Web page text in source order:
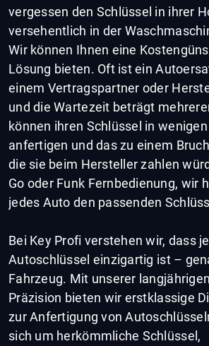
vergessen den Schlüssel in ihrer
versehentlich in der
Wir können Ihnen eine
Lösung bieten. Oft ist ein
einem Vertragspartner oder
und die Wartezeit beträgt
können ihren Schlüssel in
anfertigen und das zu einem
die sie beim Hersteller zahlen
Go oder Funk Fernbedienung, wir
jedes Auto den passenden
Bei Key Profi verstehen wir, dass
Autoschlüssel einzigartig ist –
Fahrzeug. Mit unserer
Präzision bieten wir erstklassige
zur Anfertigung von
sich um herkömmliche Schlüssel,